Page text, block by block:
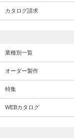
カタログ請求
業種別一覧
オーダー製作
特集
WEBカタログ